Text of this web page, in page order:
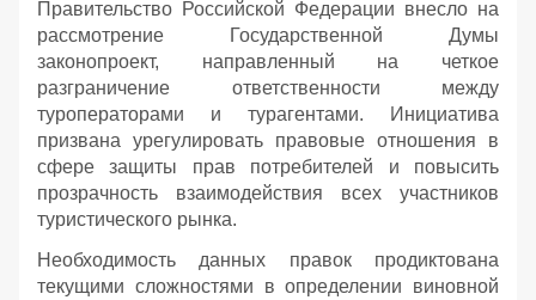
Правительство Российской Федерации внесло на
рассмотрение Государственной Думы
законопроект, направленный на четкое
разграничение ответственности между
туроператорами и турагентами. Инициатива
призвана урегулировать правовые отношения в
сфере защиты прав потребителей и повысить
прозрачность взаимодействия всех участников
туристического рынка.
Необходимость данных правок продиктована
текущими сложностями в определении виновной